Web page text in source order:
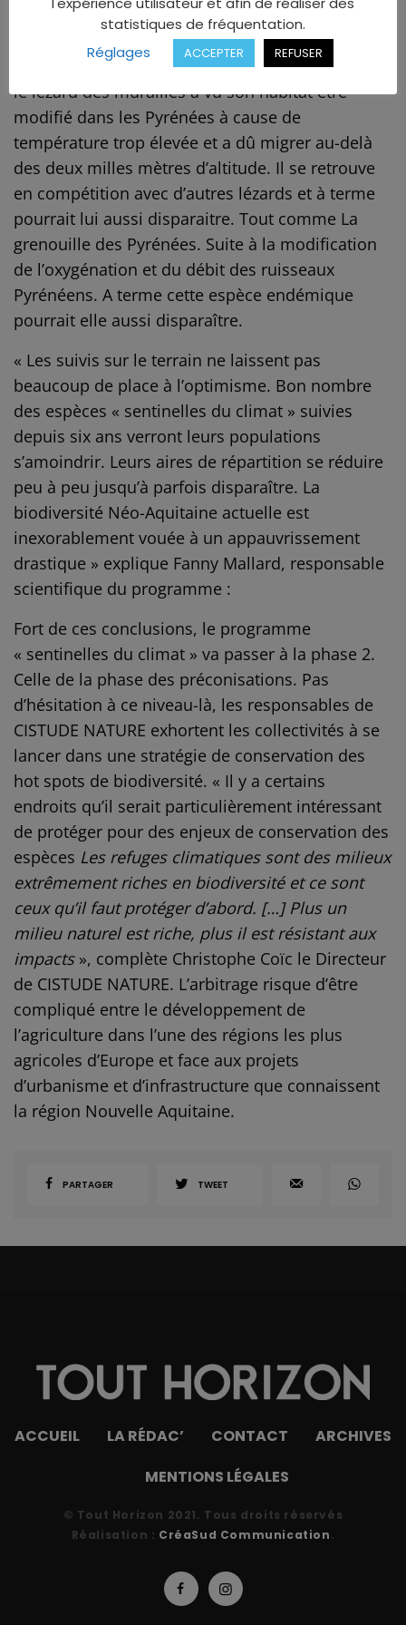
La situation n’est pas meilleure en montagne où
le lézard des murailles a vu son habitat être
modifié dans les Pyrénées à cause de
température trop élevée et a dû migrer au-delà
des deux milles mètres d’altitude. Il se retrouve
en compétition avec d’autres lézards et à terme
pourrait lui aussi disparaitre. Tout comme La
grenouille des Pyrénées. Suite à la modification
de l’oxygénation et du débit des ruisseaux
Pyrénéens. A terme cette espèce endémique
pourrait elle aussi disparaître.
« Les suivis sur le terrain ne laissent pas
beaucoup de place à l’optimisme. Bon nombre
des espèces « sentinelles du climat » suivies
depuis six ans verront leurs populations
s’amoindrir. Leurs aires de répartition se réduire
peu à peu jusqu’à parfois disparaître. La
biodiversité Néo-Aquitaine actuelle est
inexorablement vouée à un appauvrissement
drastique » explique Fanny Mallard, responsable
scientifique du programme :
Fort de ces conclusions, le programme
« sentinelles du climat » va passer à la phase 2.
Celle de la phase des préconisations. Pas
d’hésitation à ce niveau-là, les responsables de
CISTUDE NATURE exhortent les collectivités à se
lancer dans une stratégie de conservation des
hot spots de biodiversité. « Il y a certains
endroits qu’il serait particulièrement intéressant
de protéger pour des enjeux de conservation des
espèces Les refuges climatiques sont des milieux
extrêmement riches en biodiversité et ce sont
ceux qu’il faut protéger d’abord. […] Plus un
milieu naturel est riche, plus il est résistant aux
impacts», complète Christophe Coïc le Directeur
de CISTUDE NATURE. L’arbitrage risque d’être
compliqué entre le développement de
l’agriculture dans l’une des régions les plus
agricoles d’Europe et face aux projets
d’urbanisme et d’infrastructure que connaissent
la région Nouvelle Aquitaine.
PARTAGER TWEET
ACCUEIL LA RÉDAC’ CONTACT
ARCHIVES
MENTIONS LÉGALES
© Tout Horizon 2021. Tous droits réservés
Réalisation : CréaSud Communication.
statistiques de fréquentation.
Réglages
ACCEPTER REFUSER